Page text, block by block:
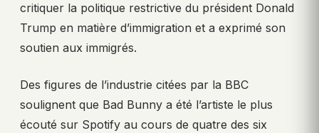
critiquer la politique restrictive du président Donald
Trump en matière d’immigration et a exprimé son
soutien aux immigrés.
Des figures de l’industrie citées par la BBC
soulignent que Bad Bunny a été l’artiste le plus
écouté sur Spotify au cours de quatre des six